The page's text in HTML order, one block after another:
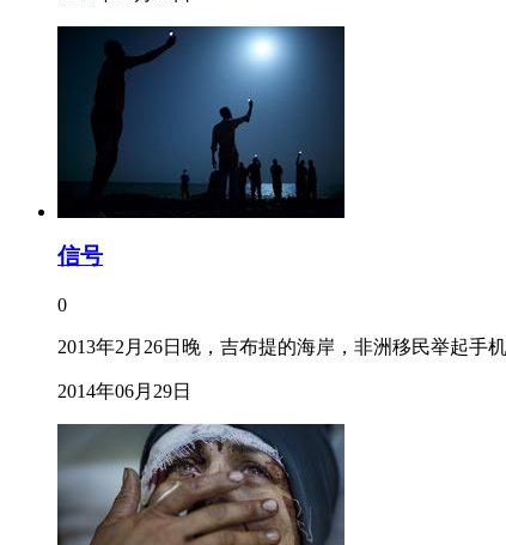
信号
0
2013年2月26日晚，吉布提的海岸，非洲移民举起
2014年06月29日